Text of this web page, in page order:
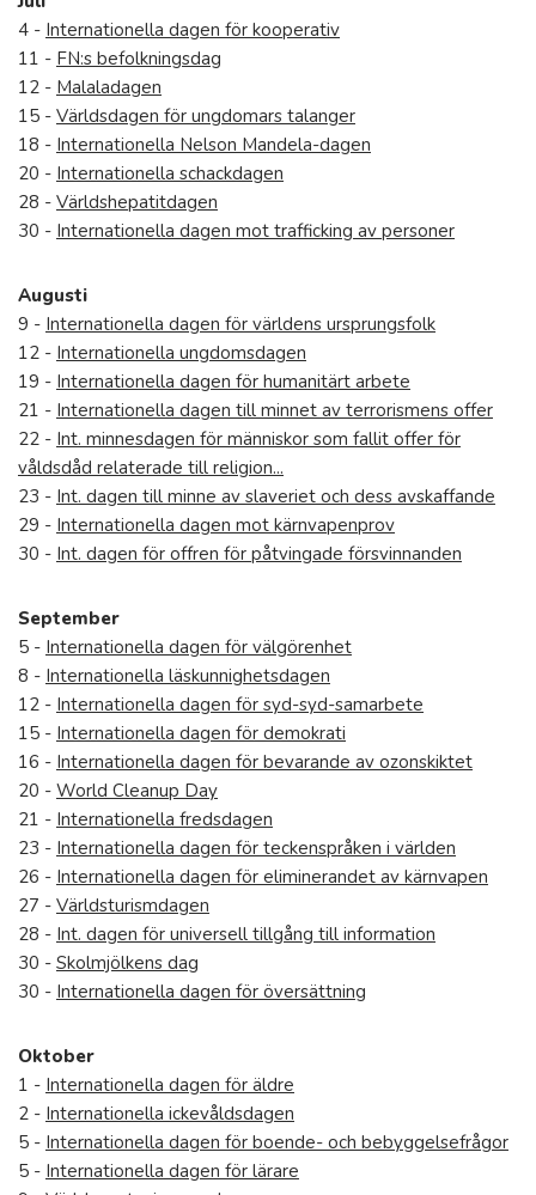
4 - Internationella dagen för kooperativ
11 - FN:s befolkningsdag
12 - Malaladagen
15 - Världsdagen för ungdomars talanger
18 - Internationella Nelson Mandela-dagen
20 - Internationella schackdagen
28 - Världshepatitdagen
30 - Internationella dagen mot trafficking av personer
Augusti
9 - Internationella dagen för världens ursprungsfolk
12 - Internationella ungdomsdagen
19 - Internationella dagen för humanitärt arbete
21 - Internationella dagen till minnet av terrorismens offer
22 - Int. minnesdagen för människor som fallit offer för
våldsdåd relaterade till religion...
23 - Int. dagen till minne av slaveriet och dess avskaffande
29 - Internationella dagen mot kärnvapenprov
30 - Int. dagen för offren för påtvingade försvinnanden
September
5 - Internationella dagen för välgörenhet
8 - Internationella läskunnighetsdagen
12 - Internationella dagen för syd-syd-samarbete
15 - Internationella dagen för demokrati
16 - Internationella dagen för bevarande av ozonskiktet
20 - World Cleanup Day
21 - Internationella fredsdagen
23 - Internationella dagen för teckenspråken i världen
26 - Internationella dagen för eliminerandet av kärnvapen
27 - Världsturismdagen
28 - Int. dagen för universell tillgång till information
30 - Skolmjölkens dag
30 - Internationella dagen för översättning
Oktober
1 - Internationella dagen för äldre
2 - Internationella ickevåldsdagen
5 - Internationella dagen för boende- och bebyggelsefrågor
5 - Internationella dagen för lärare